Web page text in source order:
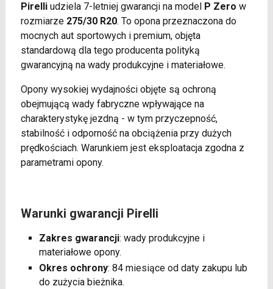
Pirelliudziela 7-letniej gwarancji na model P Zero w
rozmiarze 275/30 R20. To opona przeznaczona do
mocnych aut sportowych i premium, objęta
standardową dla tego producenta polityką
gwarancyjną na wady produkcyjne i materiałowe.
Opony wysokiej wydajności objęte są ochroną
obejmującą wady fabryczne wpływające na
charakterystykę jezdną - w tym przyczepność,
stabilność i odporność na obciążenia przy dużych
prędkościach. Warunkiem jest eksploatacja zgodna z
parametrami opony.
Warunki gwarancji Pirelli
Zakres gwarancji: wady produkcyjne i
materiałowe opony.
Okres ochrony: 84 miesiące od daty zakupu lub
do zużycia bieżnika.